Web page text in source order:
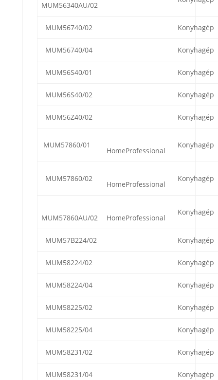
MUM56340AU/02
MUM56740/02 Konyhagép
MUM56740/04 Konyhagép
MUM56S40/01 Konyhagép
MUM56S40/02 Konyhagép
MUM56Z40/02 Konyhagép
MUM57860/01
HomeProfessional
Konyhagép
MUM57860/02
HomeProfessional
Konyhagép
MUM57860AU/02 HomeProfessional
Konyhagép
MUM57B224/02 Konyhagép
MUM58224/02 Konyhagép
MUM58224/04 Konyhagép
MUM58225/02 Konyhagép
MUM58225/04 Konyhagép
MUM58231/02 Konyhagép
MUM58231/04 Konyhagép